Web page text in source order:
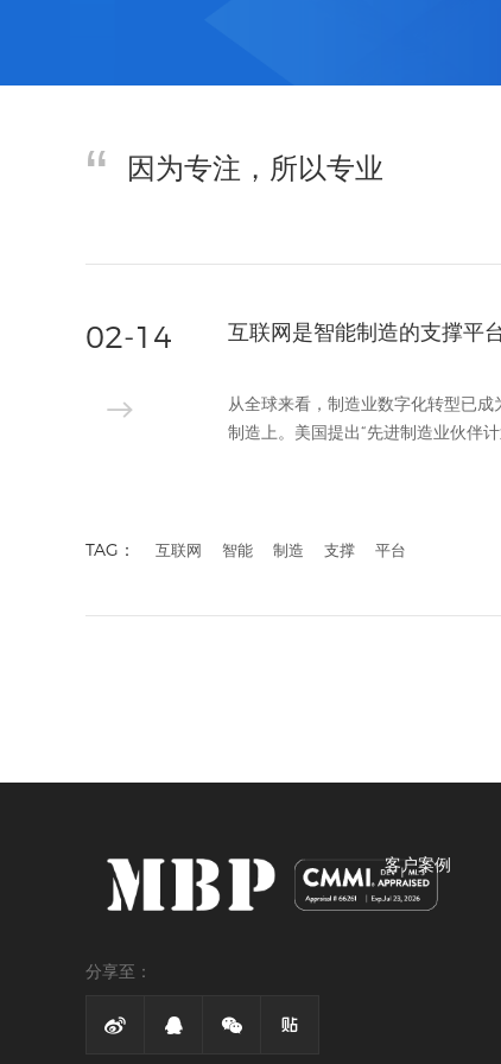
因为专注，所以专业
02-14 互联网是智能制造的支撑平
从全球来看，制造业数字化转型已
制造上。美国提出“先进制造业伙伴
TAG： 互联网 智能 制造 支撑 平台
分享至：
   
客户案例